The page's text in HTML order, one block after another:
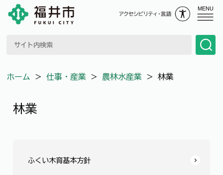
MENU
ホーム ＞ 仕事・産業 ＞ 農林水産業 ＞ 林業
林業
ふくい木育基本方針